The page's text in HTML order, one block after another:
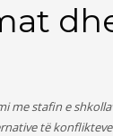
me stafin e
të